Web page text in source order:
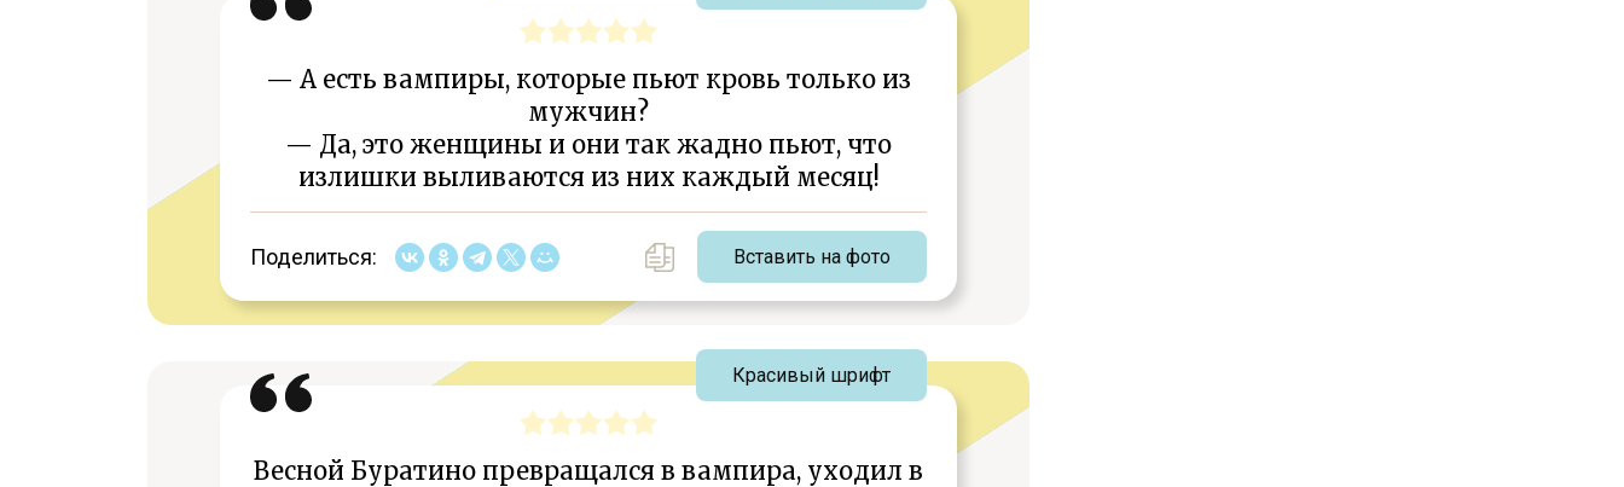
— А есть вампиры, которые пьют кровь только из
мужчин?
— Да, это женщины и они так жадно пьют, что
излишки выливаются из них каждый месяц!
Поделиться: Вставить на фото
Весной Буратино превращался в вампира, уходил в
Красивый шрифт